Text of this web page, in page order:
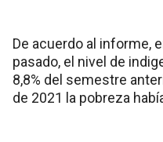
De acuerdo al informe,
pasado, el nivel de
8,8% del semestre
de 2021 la pobreza